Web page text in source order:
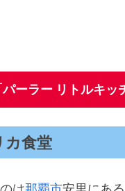
パーラー リトルキ
カ食堂